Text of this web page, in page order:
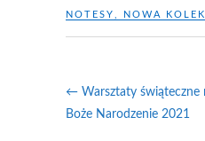
NOTESY NOWA
← Warsztaty
Boże Narodzenie 2021